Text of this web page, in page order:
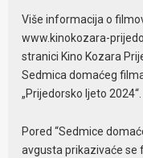
Više informacija o
www.kinokozara-
stranici Kino Kozara
Sedmica domaćeg
„Prijedorsko ljeto 2024“.
Pored “Sedmice
avgusta prikazivaće se